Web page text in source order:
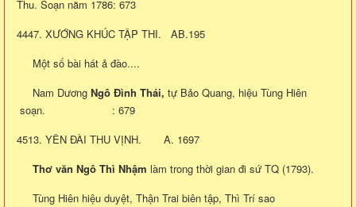
Thu. Soạn năm 1786: 673
4447. XƯỚNG KHÚC TẬP THI. AB.195
Một số bài hát ả đào....
Nam Dương Ngô Đình Thái, tự Bảo Quang, hiệu Tùng Hiên
soạn. : 679
4513. YÊN ĐÀI THU VỊNH. A. 1697
Thơ văn Ngô Thì Nhậm làm trong thời gian đi sứ TQ (1793).
Tùng Hiên hiệu duyệt, Thận Trai biên tập, Thì Trí sao